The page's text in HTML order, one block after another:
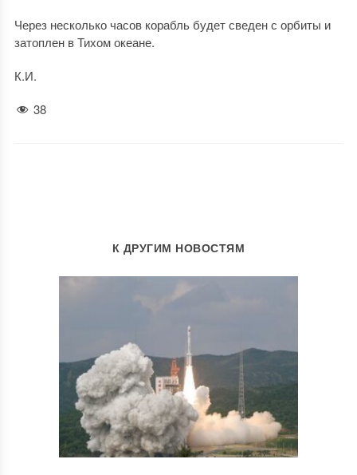
Через несколько часов корабль будет сведен с орбиты и
затоплен в Тихом океане.
К.И.
38
К ДРУГИМ НОВОСТЯМ